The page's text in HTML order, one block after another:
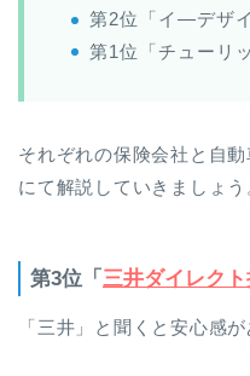
第2位「イ―デザイ
第1位「チューリ
それぞれの保険会社と自
にて解説していきましょう
第3位「 三井ダイレク
「三井」と聞くと安心感